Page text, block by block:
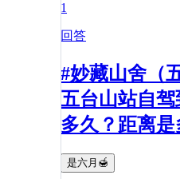
1
回答
#妙藏山舍（
五台山站自
多久？距离是
是六月🍯